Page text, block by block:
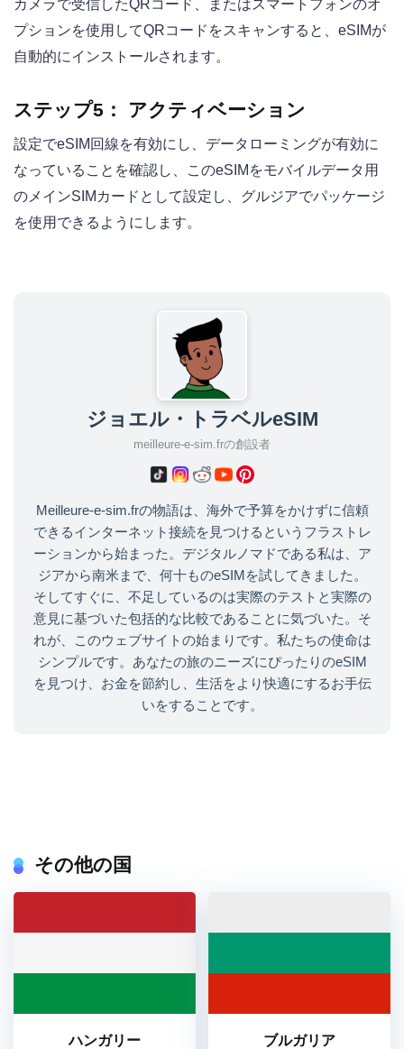
カメラで受信したQRコード、またはスマートフォンのオ
プションを使用してQRコードをスキャンすると、eSIMが
自動的にインストールされます。
ステップ5： アクティベーション
設定でeSIM回線を有効にし、データローミングが有効に
なっていることを確認し、このeSIMをモバイルデータ用
のメインSIMカードとして設定し、グルジアでパッケージ
を使用できるようにします。
ジョエル・トラベルeSIM
meilleure-e-sim.frの創設者
Meilleure-e-sim.frの物語は、海外で予算をかけずに信頼
できるインターネット接続を見つけるというフラストレ
ーションから始まった。デジタルノマドである私は、ア
ジアから南米まで、何十ものeSIMを試してきました。
そしてすぐに、不足しているのは実際のテストと実際の
意見に基づいた包括的な比較であることに気づいた。そ
れが、このウェブサイトの始まりです。私たちの使命は
シンプルです。あなたの旅のニーズにぴったりのeSIM
を見つけ、お金を節約し、生活をより快適にするお手伝
いをすることです。
その他の国
ハンガリー ブルガリア